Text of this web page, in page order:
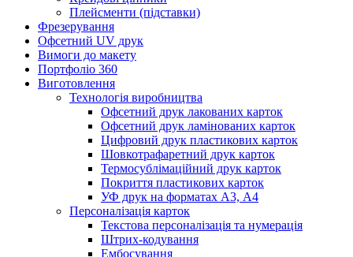
Плейсменти (підставки)
Фрезерування
Офсетний UV друк
Вимоги до макету
Портфоліо 360
Виготовлення
Технологія виробництва
Офсетний друк лакованих карток
Офсетний друк ламінованих карток
Цифровий друк пластикових карток
Шовкотрафаретний друк карток
Термосублімаційний друк карток
Покриття пластикових карток
УФ друк на форматах А3, А4
Персоналізація карток
Текстова персоналізація та нумерація
Штрих-кодування
Ембосування